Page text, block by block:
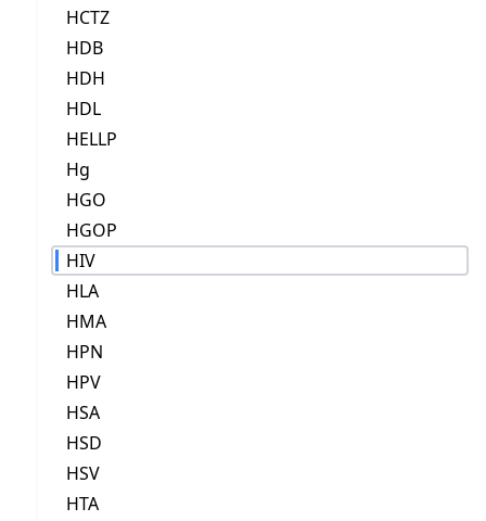
HCTZ
HDB
HDH
HDL
HELLP
Hg
HGO
HGOP
HIV
HLA
HMA
HPN
HPV
HSA
HSD
HSV
HTA